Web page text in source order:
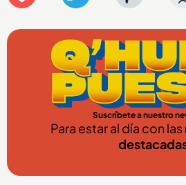
Suscríbete a nuestro
Para estar al día con las